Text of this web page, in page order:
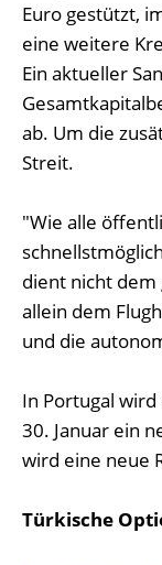
Euro gestützt,
eine weitere
Ein aktueller
ab. Um die
Streit.
"Wie alle
dient nicht dem
allein dem
und die
In Portugal
30. Januar ein
wird eine neue
Türkische